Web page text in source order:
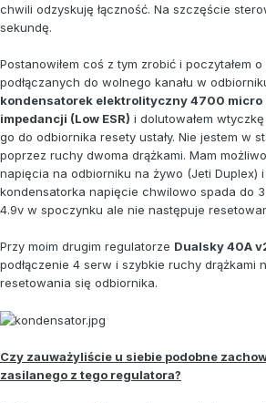
chwili odzyskuję łączność. Na szczęście
sekundę.
Postanowiłem coś z tym zrobić i poczytałem
podłączanych do wolnego kanału w
kondensatorek elektrolityczny 4700 micro
impedancji (Low ESR) i dolutowałem
go do odbiornika resety ustały. Nie jestem w
poprzez ruchy dwoma drążkami. Mam
napięcia na odbiorniku na żywo (Jeti Duplex) i
kondensatorka napięcie chwilowo spada do
4.9v w spoczynku ale nie następuje
Przy moim drugim regulatorze Dualsky 40A
podłączenie 4 serw i szybkie ruchy drążkami
resetowania się odbiornika.
Czy zauważyliście u siebie podobne
zasilanego z tego regulatora?